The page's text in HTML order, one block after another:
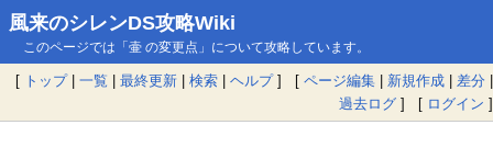
風来のシレンDS攻略Wiki
このページでは「壷 の変更点」について攻略しています。
[ トップ| 一覧 | 最終更新 | 検索 | ヘルプ] [ ページ編集 | 新規作成 | 差分 |
過去ログ ] [ ログイン ]